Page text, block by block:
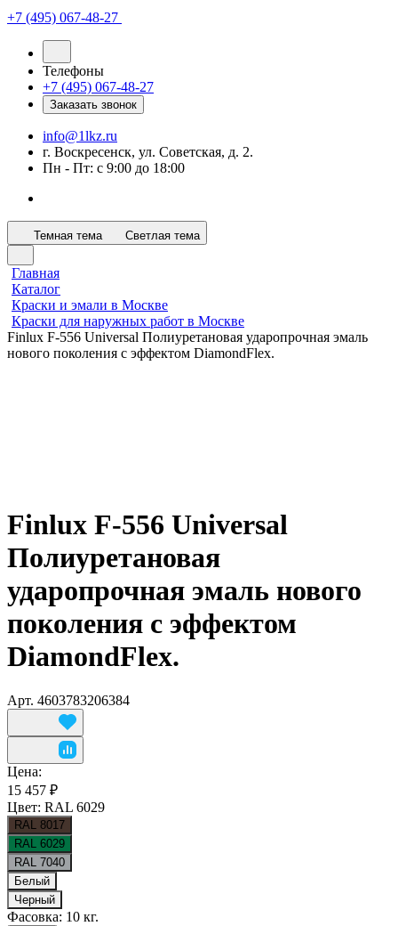
+7 (495) 067-48-27
Телефоны
+7 (495) 067-48-27
Заказать звонок
info@1lkz.ru
г. Воскресенск, ул. Советская, д. 2.
Пн - Пт: с 9:00 до 18:00
Темная тема Светлая тема
Главная
Каталог
Краски и эмали в Москве
Краски для наружных работ в Москве
Finlux F-556 Universal Полиуретановая ударопрочная эмаль
нового поколения с эффектом DiamondFlex.
Finlux F-556 Universal
Полиуретановая
ударопрочная эмаль нового
поколения с эффектом
DiamondFlex.
Арт. 4603783206384
Цена:
15 457 ₽
Цвет: RAL 6029
RAL 8017
RAL 6029
RAL 7040
Белый
Черный
Фасовка: 10 кг.